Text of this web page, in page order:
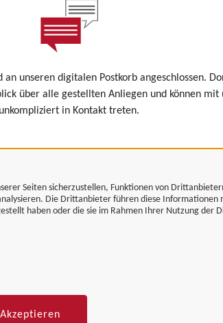
Seiten sicherzustellen, Funktionen von
Die Drittanbieter führen diese Informationen
haben oder die sie im Rahmen Ihrer Nutzung der
an unseren digitalen Postkorb angeschlossen.
über alle gestellten Anliegen und können mit
unkompliziert in Kontakt treten.
Mein Unternehmenskonto.